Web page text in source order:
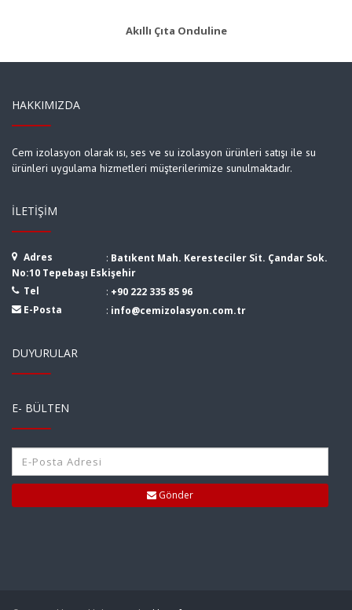
Akıllı Çıta Onduline
HAKKIMIZDA
Cem izolasyon olarak ısı, ses ve su izolasyon ürünleri satışı ile su
ürünleri uygulama hizmetleri müşterilerimize sunulmaktadır.
İLETIŞIM
Adres : Batıkent Mah. Keresteciler Sit. Çandar Sok.
No:10 Tepebaşı Eskişehir
Tel
: +90 222 335 85 96
E-Posta
: info@cemizolasyon.com.tr
DUYURULAR
E- BÜLTEN
Gönder